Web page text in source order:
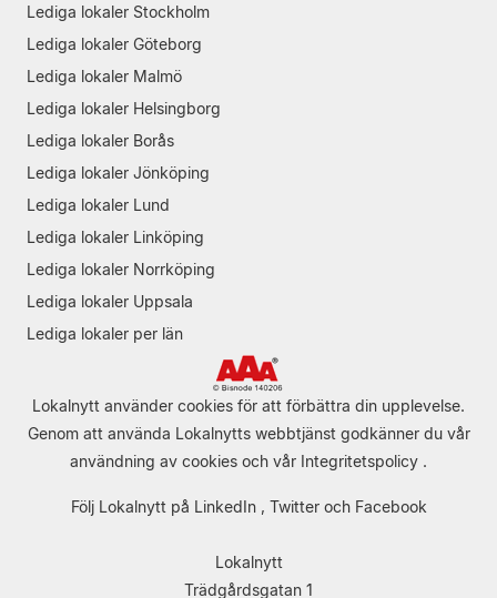
Lediga lokaler Stockholm
Lediga lokaler Göteborg
Lediga lokaler Malmö
Lediga lokaler Helsingborg
Lediga lokaler Borås
Lediga lokaler Jönköping
Lediga lokaler Lund
Lediga lokaler Linköping
Lediga lokaler Norrköping
Lediga lokaler Uppsala
Lediga lokaler per län
Lokalnytt använder cookies för att förbättra din upplevelse.
Genom att använda Lokalnytts webbtjänst godkänner du vår
användning av cookies och vår Integritetspolicy .
Följ Lokalnytt på LinkedIn, Twitteroch Facebook
Lokalnytt
Trädgårdsgatan 1